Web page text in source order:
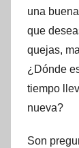
una
que
quejas,
¿Dónde
tiempo
nueva?
Son